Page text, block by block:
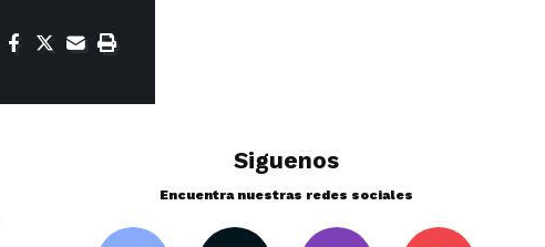
Siguenos
Encuentra nuestras redes sociales